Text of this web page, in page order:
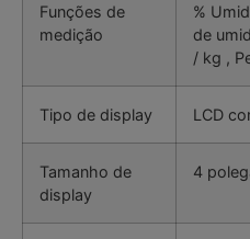
Funções de
medição
%
de
/ kg ,
Tipo de display LCD
Tamanho de
display
4